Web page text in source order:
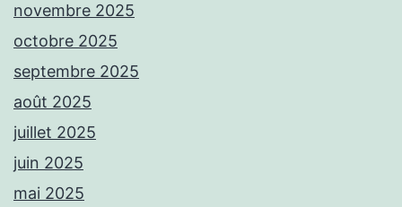
novembre 2025
octobre 2025
septembre 2025
août 2025
juillet 2025
juin 2025
mai 2025